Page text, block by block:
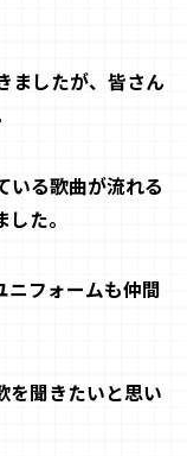
ましたが、皆さん
いる歌曲が流れる
した。
フォームも仲間
を聞きたいと思い